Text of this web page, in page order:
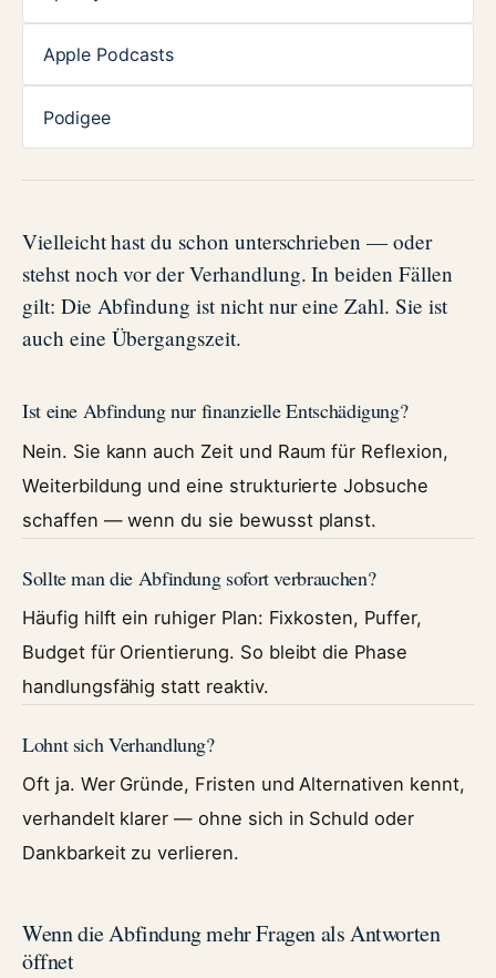
Apple Podcasts
Podigee
Vielleicht hast du schon unterschrieben — oder
stehst noch vor der Verhandlung. In beiden Fällen
gilt: Die Abfindung ist nicht nur eine Zahl. Sie ist
auch eine Übergangszeit.
Ist eine Abfindung nur finanzielle Entschädigung?
Nein. Sie kann auch Zeit und Raum für Reflexion,
Weiterbildung und eine strukturierte Jobsuche
schaffen — wenn du sie bewusst planst.
Sollte man die Abfindung sofort verbrauchen?
Häufig hilft ein ruhiger Plan: Fixkosten, Puffer,
Budget für Orientierung. So bleibt die Phase
handlungsfähig statt reaktiv.
Lohnt sich Verhandlung?
Oft ja. Wer Gründe, Fristen und Alternativen kennt,
verhandelt klarer — ohne sich in Schuld oder
Dankbarkeit zu verlieren.
Wenn die Abfindung mehr Fragen als Antworten
öffnet